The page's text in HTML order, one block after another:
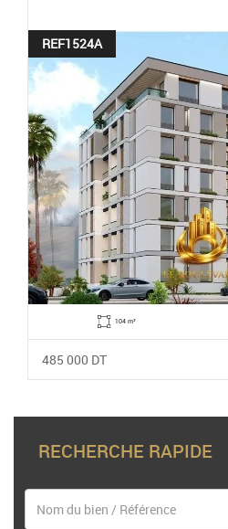
REF1524A
104 m²
485 000 DT
RECHERCHE RAPIDE